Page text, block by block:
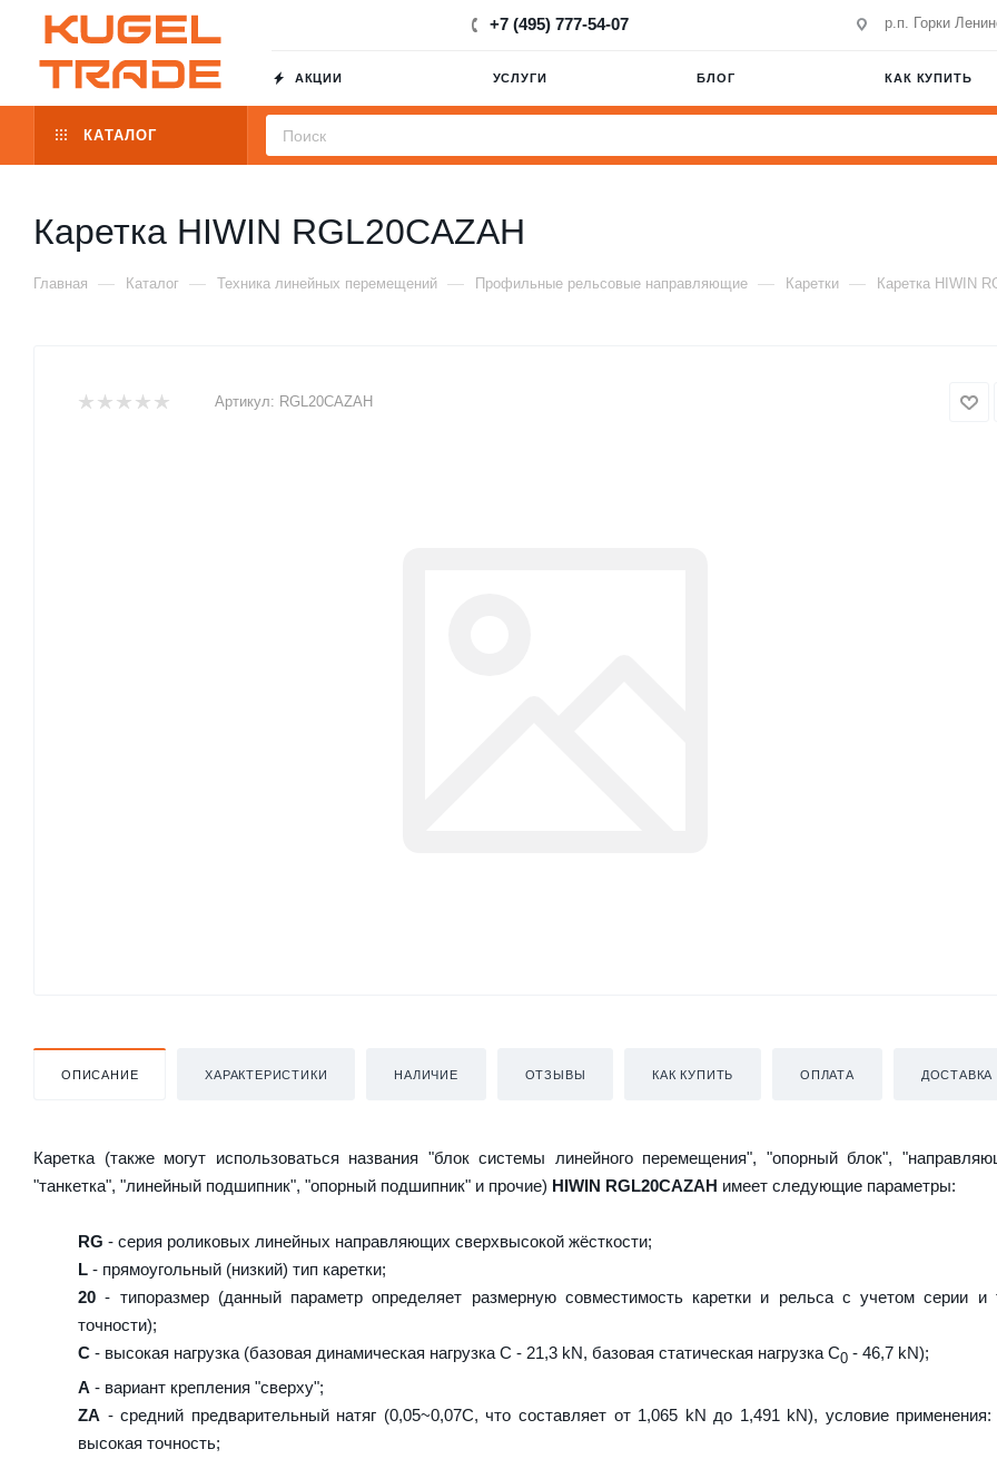
+7 (495) 777-54-07 р.п. Горки
АКЦИИ УСЛУГИ БЛОГ КАК КУПИТЬ
КАТАЛОГ
Каретка HIWIN RGL20CAZAH
Главная — Каталог — Техника линейных перемещений — Профильные рельсовые направляющие — Каретки — Каретка HIWIN
Артикул: RGL20CAZAH
ОПИСАНИЕ ХАРАКТЕРИСТИКИ НАЛИЧИЕ ОТЗЫВЫ КАК КУПИТЬ ОПЛАТА ДОСТАВКА
Каретка (также могут использоваться названия "блок системы линейного перемещения", "опорный блок",
"танкетка", "линейный подшипник", "опорный подшипник" и прочие) HIWIN RGL20CAZAH имеет следующие параметры:
RG - серия роликовых линейных направляющих сверхвысокой жёсткости;
L - прямоугольный (низкий) тип каретки;
20 - типоразмер (данный параметр определяет размерную совместимость каретки и рельса с учетом серии и
точности);
C - высокая нагрузка (базовая динамическая нагрузка C - 21,3 kN, базовая статическая нагрузка С0 - 46,7 kN);
A - вариант крепления "сверху";
ZA - средний предварительный натяг (0,05~0,07C, что составляет от 1,065 kN до 1,491 kN), условие применения:
высокая точность;